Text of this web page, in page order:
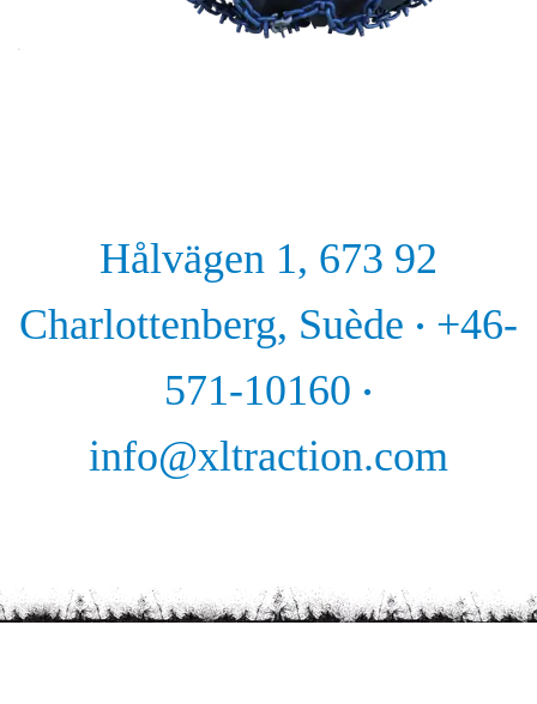
Hålvägen 1, 673 92
Charlottenberg, Suède · +46-
571-10160 ·
info@xltraction.com